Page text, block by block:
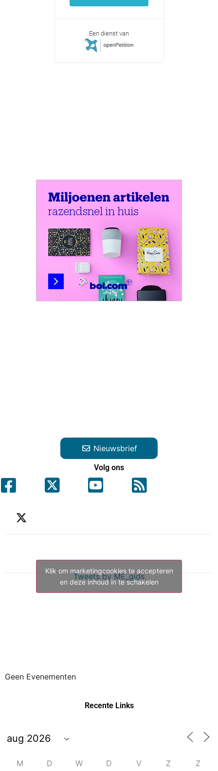
Een dienst van
Nieuwsbrief
Volg ons
Tweets by ME_gids
Klik om marketingcookies te accepteren
en deze inhoud in te schakelen
Geen Evenementen
Recente Links
M D W D V Z Z